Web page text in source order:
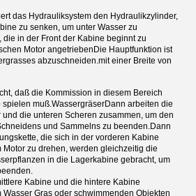
das Hydrauliksystem den Hydraulikzylinder,
zu senken, um unter Wasser zu
in der Front der Kabine beginnt zu
Motor angetriebenDie Hauptfunktion ist
abzuschneiden.mit einer Breite von
daß die Kommission in diesem Bereich
muß. WassergräserDann arbeiten die
die unteren Scheren zusammen, um den
und Sammelns zu beenden.Dann
die sich in der vorderen Kabine
Motor zu drehen, werden gleichzeitig die
in die Lagerkabine gebracht, um
Kabine und die hintere Kabine
Gras oder schwimmenden Objekten